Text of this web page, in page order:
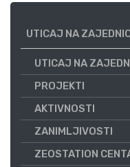
UTICAJ NA
UTICAJ NA
PROJEKTI
AKTIVNOSTI
ZANIMLJIVOSTI
ZEOSTATION